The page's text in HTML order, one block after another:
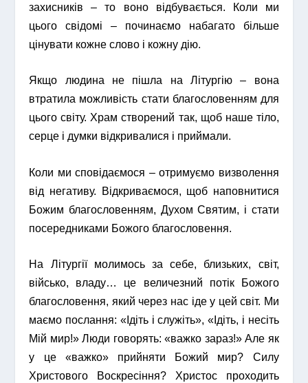
захисників – то воно відбувається. Коли ми
цього свідомі – починаємо набагато більше
цінувати кожне слово і кожну дію.
Якщо людина не пішла на Літургію – вона
втратила можливість стати благословенням для
цього світу. Храм створений так, щоб наше тіло,
серце і думки відкривалися і приймали.
Коли ми сповідаємося – отримуємо визволення
від негативу. Відкриваємося, щоб наповнитися
Божим благословенням, Духом Святим, і стати
посередниками Божого благословення.
На Літургії молимось за себе, близьких, світ,
військо, владу… це величезний потік Божого
благословення, який через нас іде у цей світ. Ми
маємо послання: «Ідіть і служіть», «Ідіть, і несіть
Мій мир!» Люди говорять: «важко зараз!» Але як
у це «важко» прийняти Божий мир? Силу
Христового Воскресіння? Христос проходить